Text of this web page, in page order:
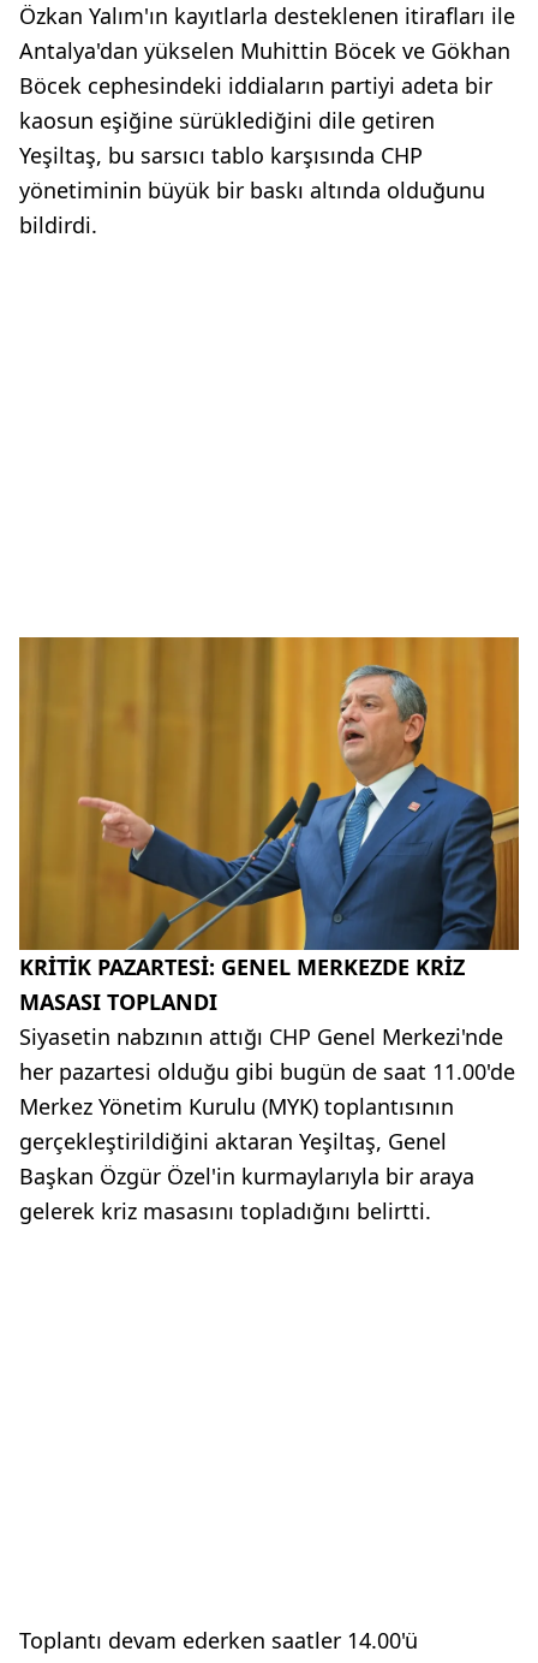
Özkan Yalım'ın kayıtlarla desteklenen itirafları ile
Antalya'dan yükselen Muhittin Böcek ve Gökhan
Böcek cephesindeki iddiaların partiyi adeta bir
kaosun eşiğine sürüklediğini dile getiren
Yeşiltaş, bu sarsıcı tablo karşısında CHP
yönetiminin büyük bir baskı altında olduğunu
bildirdi.
KRİTİK PAZARTESİ: GENEL MERKEZDE KRİZ
MASASI TOPLANDI
Siyasetin nabzının attığı CHP Genel Merkezi'nde
her pazartesi olduğu gibi bugün de saat 11.00'de
Merkez Yönetim Kurulu (MYK) toplantısının
gerçekleştirildiğini aktaran Yeşiltaş, Genel
Başkan Özgür Özel'in kurmaylarıyla bir araya
gelerek kriz masasını topladığını belirtti.
Toplantı devam ederken saatler 14.00'ü